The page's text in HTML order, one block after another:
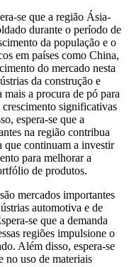
se que a região Ásia-
durante o período de
da população e o
em países como China,
do mercado nesta
da construção e
a procura de pó para
significativas
espera-se que a
na região contribua
que continuam a investir
para melhorar a
de produtos.
mercados importantes
automotiva e de
se que a demanda
regiões impulsione o
Além disso, espera-se
no uso de materiais